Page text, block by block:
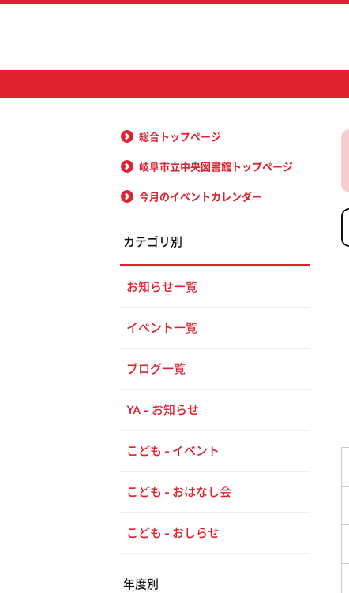
総合トップページ
岐阜市立中央図書館トップページ
今月のイベントカレンダー
カテゴリ別
お知らせ一覧
イベント一覧
ブログ一覧
YA - お知らせ
こども - イベント
こども - おはなし会
こども - おしらせ
年度別